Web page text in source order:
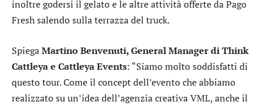
inoltre godersi il gelato e le altre attività offerte da Pago
Fresh salendo sulla terrazza del truck.
SpiegaMartino Benvenuti, General Manager di Think
Cattleya e Cattleya Events: “Siamo molto soddisfatti di
questo tour. Come il concept dell’evento che abbiamo
realizzato su un’idea dell’agenzia creativa VML, anche il